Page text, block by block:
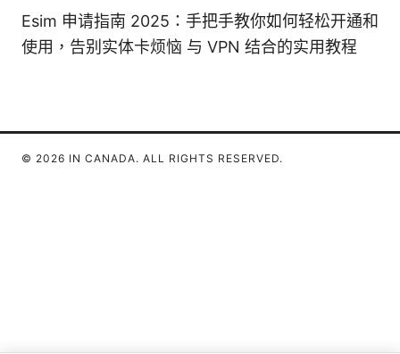
Esim 申请指南 2025：手把手教你如何轻松开通和
使用，告别实体卡烦恼 与 VPN 结合的实用教程
© 2026 IN CANADA. ALL RIGHTS RESERVED.